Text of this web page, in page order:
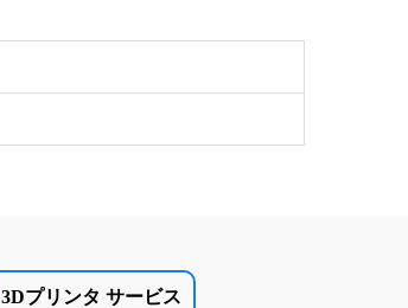
3Dプリンタ サービス